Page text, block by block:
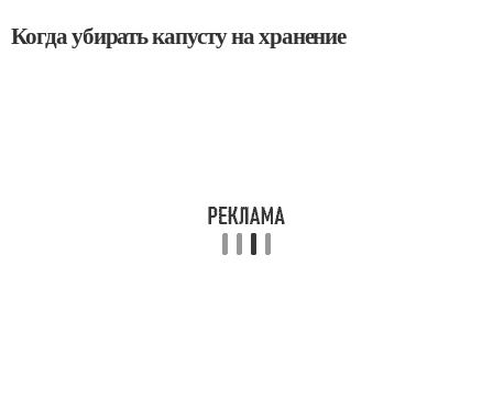
Когда убирать капусту на хранение